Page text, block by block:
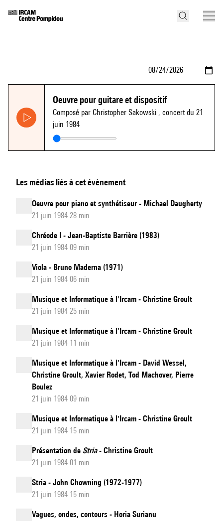
Oeuvre pour guitare et dispositif
Composé par Christopher Sakowski , concert du 21
juin 1984
Les médias liés à cet évènement
Oeuvre pour piano et synthétiseur - Michael Daugherty
21 juin 1984 28 min
Chréode I - Jean-Baptiste Barrière (1983)
21 juin 1984 09 min
Viola - Bruno Maderna (1971)
21 juin 1984 06 min
Musique et Informatique à l'Ircam - Christine Groult
21 juin 1984 25 min
Musique et Informatique à l'Ircam - Christine Groult
21 juin 1984 11 min
Musique et Informatique à l'Ircam - David Wessel,
Christine Groult, Xavier Rodet, Tod Machover, Pierre
Boulez
21 juin 1984 09 min
Musique et Informatique à l'Ircam - Christine Groult
21 juin 1984 15 min
Présentation de Stria- Christine Groult
21 juin 1984 01 min
Stria - John Chowning (1972-1977)
21 juin 1984 15 min
Vagues, ondes, contours - Horia Surianu